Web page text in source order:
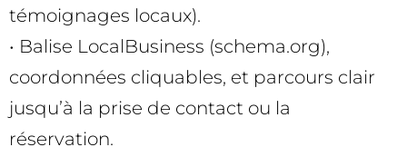
témoignages locaux).
• Balise LocalBusiness (schema.org),
coordonnées cliquables, et parcours clair
jusqu’à la prise de contact ou la
réservation.